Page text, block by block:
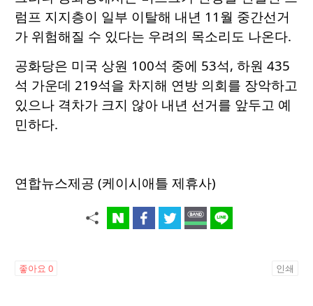
럼프 지지층이 일부 이탈해 내년 11월 중간선거
가 위험해질 수 있다는 우려의 목소리도 나온다.
공화당은 미국 상원 100석 중에 53석, 하원 435
석 가운데 219석을 차지해 연방 의회를 장악하고
있으나 격차가 크지 않아 내년 선거를 앞두고 예
민하다.
연합뉴스제공 (케이시애틀 제휴사)
좋아요 0 인쇄